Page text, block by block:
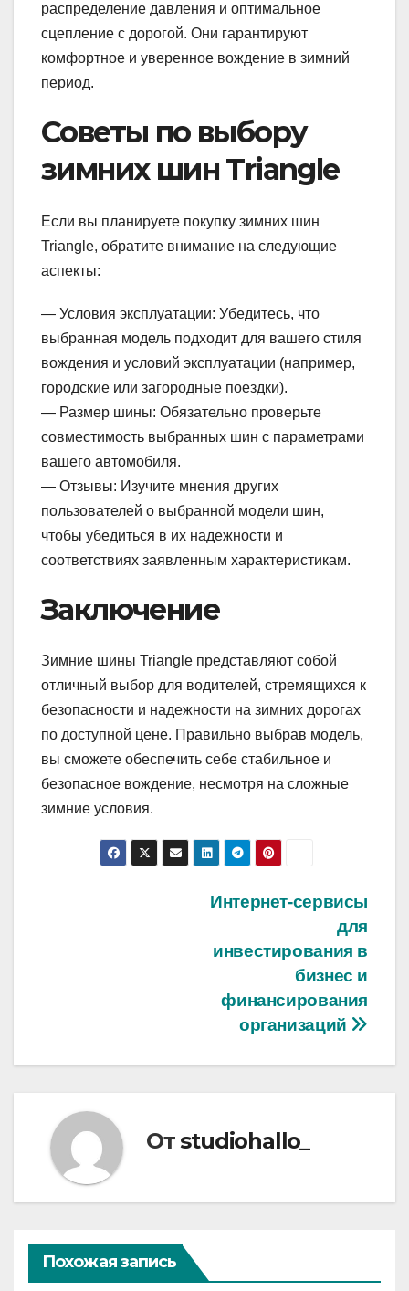
распределение давления и оптимальное
сцепление с дорогой. Они гарантируют
комфортное и уверенное вождение в зимний
период.
Советы по выбору
зимних шин Triangle
Если вы планируете покупку зимних шин
Triangle, обратите внимание на следующие
аспекты:
— Условия эксплуатации: Убедитесь, что
выбранная модель подходит для вашего стиля
вождения и условий эксплуатации (например,
городские или загородные поездки).
— Размер шины: Обязательно проверьте
совместимость выбранных шин с параметрами
вашего автомобиля.
— Отзывы: Изучите мнения других
пользователей о выбранной модели шин,
чтобы убедиться в их надежности и
соответствиях заявленным характеристикам.
Заключение
Зимние шины Triangle представляют собой
отличный выбор для водителей, стремящихся к
безопасности и надежности на зимних дорогах
по доступной цене. Правильно выбрав модель,
вы сможете обеспечить себе стабильное и
безопасное вождение, несмотря на сложные
зимние условия.
Интернет-сервисы
для
инвестирования в
бизнес и
финансирования
организаций
Отstudiohallo_
Похожая запись